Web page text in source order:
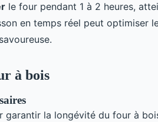
le four pendant 1 à 2 heures,
en temps réel peut optimiser
à bois
garantir la longévité du four à